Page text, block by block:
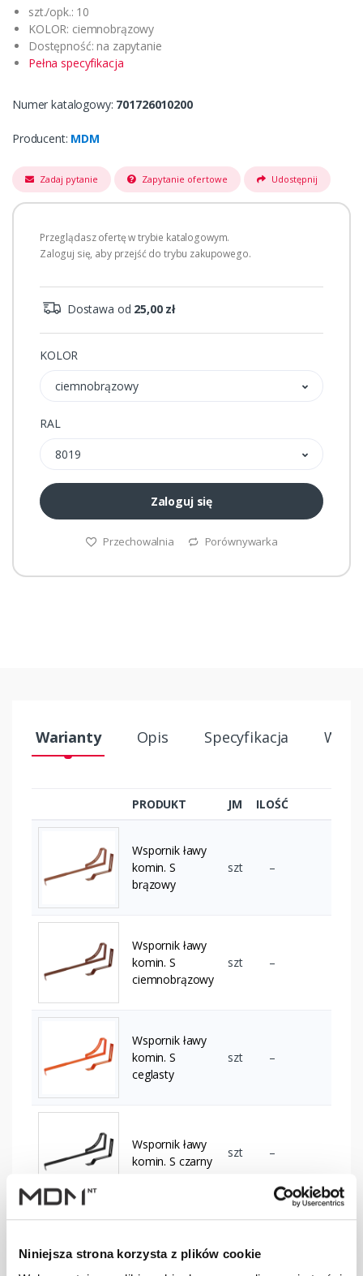
Niniejsza strona korzysta z plików cookie
szt./opk.: 10
KOLOR: ciemnobrązowy
Dostępność: na zapytanie
Pełna specyfikacja
Numer katalogowy: 701726010200
Producent: MDM
Zadaj pytanie Zapytanie ofertowe Udostępnij
Przeglądasz ofertę w trybie katalogowym.
Zaloguj się, aby przejść do trybu zakupowego.
Dostawa od 25,00 zł
KOLOR
ciemnobrązowy
RAL
8019
Zaloguj się
Przechowalnia Porównywarka
Warianty Opis Specyfikacja
PRODUKT JM ILOŚĆ
Wspornik ławy
komin. S
brązowy
szt –
Wspornik ławy
komin. S
ciemnobrązowy
szt –
Wspornik ławy
komin. S
ceglasty
szt –
Wspornik ławy
komin. S czarny
szt –
komin. S
czerwony